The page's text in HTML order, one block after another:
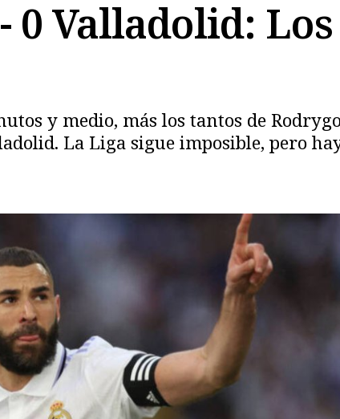
0 Valladolid:
y medio, más los tantos de
La Liga sigue imposible, pero
Copiar